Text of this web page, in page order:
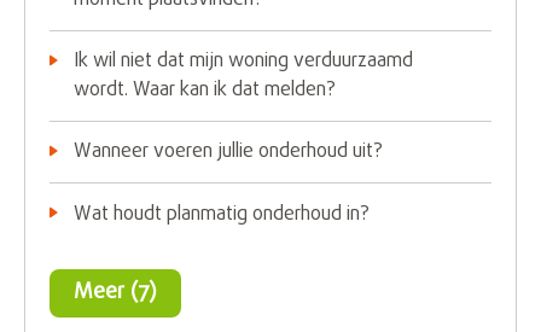
Ik wil niet dat mijn woning verduurzaamd
wordt. Waar kan ik dat melden?
Wanneer voeren jullie onderhoud uit?
Wat houdt planmatig onderhoud in?
Meer (7)